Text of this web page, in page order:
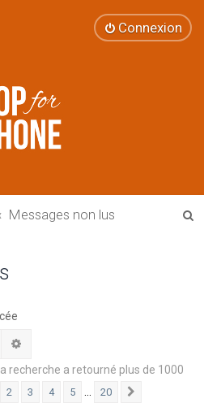
Connexion
Messages non lus
Rechercher
recherche a retourné plus de 1000
sur 20
2 3 4 5 20